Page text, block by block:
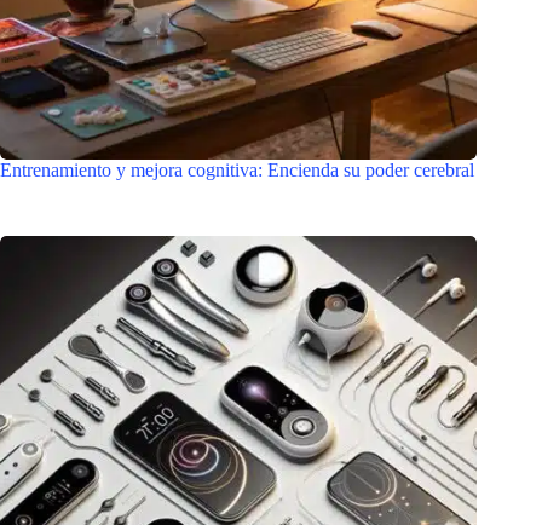
Entrenamiento y mejora cognitiva: Encienda su poder cerebral